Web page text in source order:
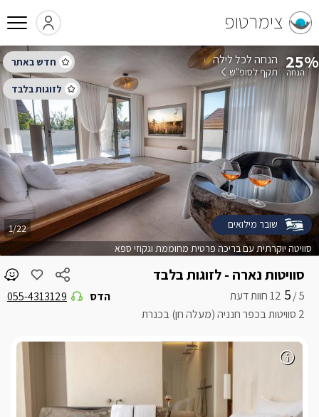
צימרטופ
סוויטות נארה - לזוגות בלבד
5 /
5
2 סוויטות בכפר חנניה (מעלה חן) בכנרת
הדס 055-4313129
סוויטה יוקרתית עם בריכה פרטית מחוממת וגקוזי ספא
1/22
25% הנחה לכל לילה
תקף לסופ"ש
שובר מילואים